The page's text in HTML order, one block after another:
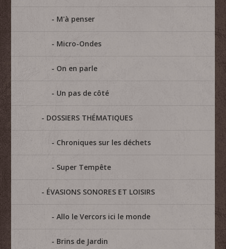
M'à penser
Micro-Ondes
On en parle
Un pas de côté
DOSSIERS THÉMATIQUES
Chroniques sur les déchets
Super Tempête
ÉVASIONS SONORES ET LOISIRS
Allo le Vercors ici le monde
Brins de Jardin